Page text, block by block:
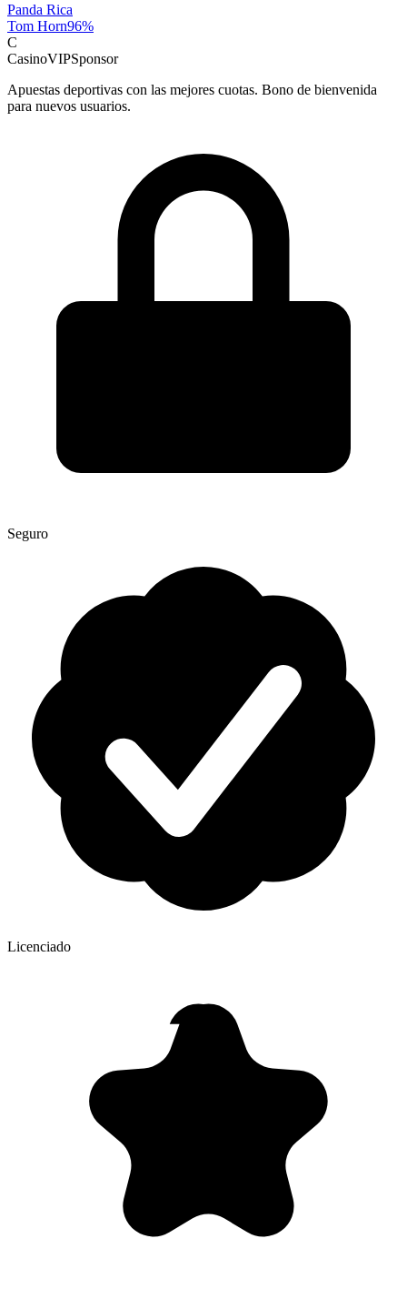
Panda Rica
Tom Horn96%
C
CasinoVIPSponsor
Apuestas deportivas con las mejores cuotas. Bono de bienvenida
para nuevos usuarios.
Seguro
Licenciado